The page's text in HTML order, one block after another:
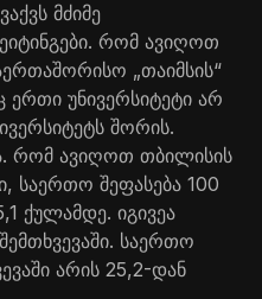
მძიმე
რომ ავიღოთ
„თაიმსის“
ერთი უნივერსიტეტი არ
შორის.
რომ ავიღოთ თბილისის
საერთო შეფასება 100
ქულამდე. იგივეა
საერთო
არის 25,2-დან